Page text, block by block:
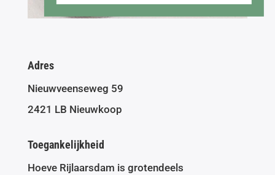
Adres
Nieuwveenseweg 59
2421 LB Nieuwkoop
Toegankelijkheid
Hoeve Rijlaarsdam is grotendeels